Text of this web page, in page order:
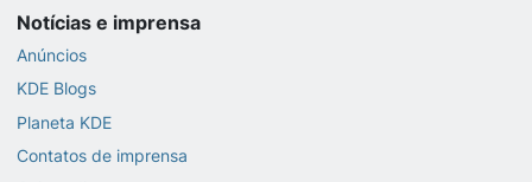
Notícias e imprensa
Anúncios
KDE Blogs
Planeta KDE
Contatos de imprensa